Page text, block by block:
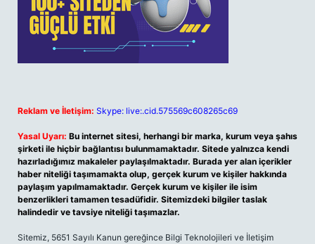
Reklam ve İletişim: Skype: live:.cid.575569c608265c69
Yasal Uyarı: Bu internet sitesi, herhangi bir marka, kurum veya şahıs
şirketi ile hiçbir bağlantısı bulunmamaktadır. Sitede yalnızca kendi
hazırladığımız makaleler paylaşılmaktadır. Burada yer alan içerikler
haber niteliği taşımamakta olup, gerçek kurum ve kişiler hakkında
paylaşım yapılmamaktadır. Gerçek kurum ve kişiler ile isim
benzerlikleri tamamen tesadüfidir. Sitemizdeki bilgiler taslak
halindedir ve tavsiye niteliği taşımazlar.
Sitemiz, 5651 Sayılı Kanun gereğince Bilgi Teknolojileri ve İletişim